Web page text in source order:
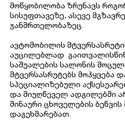
მოწყობილობა ზრუნავს
სისუფთავეზე, ასევე
ჯანმრთელობაზეც.
ავტომობილის
აუცილებლად
საშუალების სალონის
მტვერსასრუტებს მოჰყვება
სპეციალიზებული
და მიუღწეველ ადგილებში
შინაური ცხოველების
დაგეხმარებათ.